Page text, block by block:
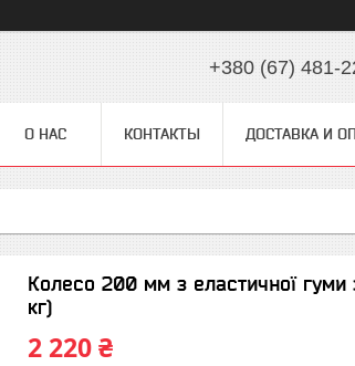
+380 (67) 481-
О НАС КОНТАКТЫ ДОСТАВКА И
Колесо 200 мм з еластичної
кг)
2 220 ₴